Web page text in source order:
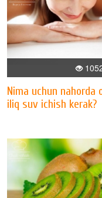
Nima uchun nahorda
iliq suv ichish kerak?